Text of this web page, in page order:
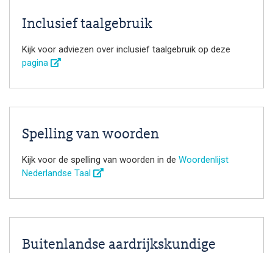
Inclusief taalgebruik
Kijk voor adviezen over inclusief taalgebruik op deze
pagina
Spelling van woorden
Kijk voor de spelling van woorden in de Woordenlijst
Nederlandse Taal
Buitenlandse aardrijkskundige